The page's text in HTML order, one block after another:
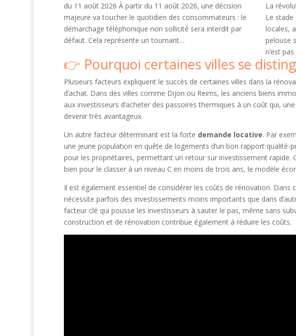
du 11 août 2026 À partir du 11 août 2026, une décision
majeure va toucher le quotidien des consommateurs : le
démarchage téléphonique non sollicité sera interdit par
défaut. Cela représente un tournant…
La
Le stade
locales,
pelouse
n’est
Pourquoi certaines villes se
Plusieurs facteurs expliquent le succès de certaines villes dans la
d’achat. Dans des villes comme Dijon ou Reims, les anciens biens
aux investisseurs d’acheter des passoires thermiques à un coût qui,
devenir très avantageux.
Un autre facteur déterminant est la forte demande locative. Par
une jeune population en quête de logements d’un bon rapport
pour les propriétaires, permettant un retour sur investissement rapide.
bien pour le classer à un niveau C en moins de trois ans, le modèle
Il est également essentiel de considérer les coûts de rénovation. Dans
nécessite parfois des investissements moins importants que dans
facteur clé qui pousse les investisseurs à sauter le pas, même sans
construction et de rénovation contribue également à réduire les coûts.